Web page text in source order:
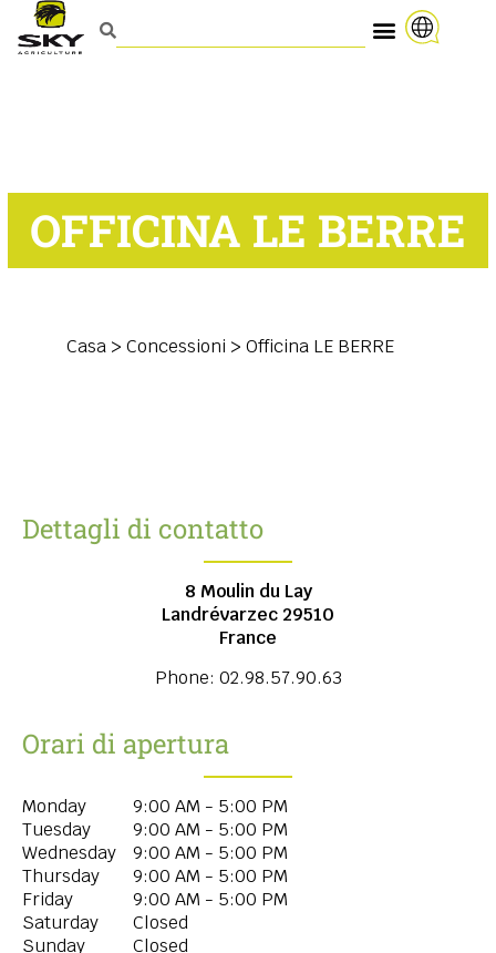
OFFICINA LE BERRE
Casa > Concessioni > Officina LE BERRE
Dettagli di contatto
8 Moulin du Lay
Landrévarzec 29510
France
Phone: 02.98.57.90.63
Orari di apertura
Monday
9:00 AM - 5:00 PM
Tuesday
9:00 AM - 5:00 PM
Wednesday
9:00 AM - 5:00 PM
Thursday
9:00 AM - 5:00 PM
Friday
9:00 AM - 5:00 PM
Saturday
Closed
Sunday
Closed